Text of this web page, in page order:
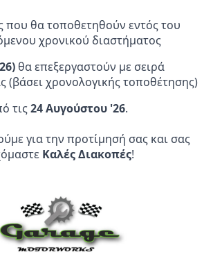
Αντιπρόσωπος:
Service Point:
| ΑΝΑΚΑΛΥΨΤΕ
που θα τοποθετηθούν εντός του
χρονικού διαστήματος
θα επεξεργαστούν με σειρά
(βάσει χρονολογικής τοποθέτησης)
τις24 Αυγούστου '26.
για την προτίμησή σας και σας
Καλές Διακοπές!